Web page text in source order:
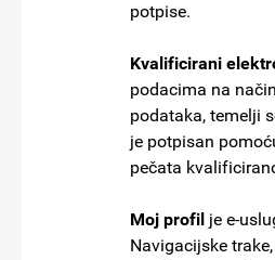
potpise.
Kvalificirani
podacima na
podataka, temelji
je potpisan
pečata
Moj profil je e-
Navigacijske